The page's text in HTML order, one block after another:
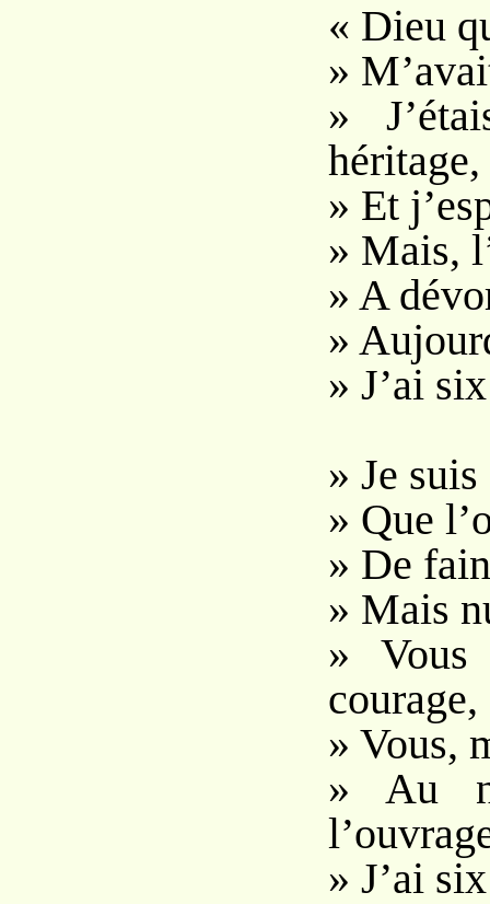
« Dieu
»
»
héritage,
» Et
» Mais,
» A
»
» J’ai
» Je
» Que
» De
» Mais
» Vous
courage,
» Vous,
» Au
» J’ai